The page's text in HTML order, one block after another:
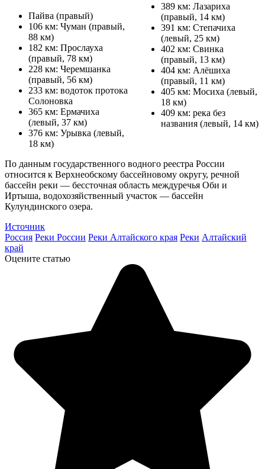
Пайва (правый)
106 км: Чуман (правый,
88 км)
182 км: Прослауха
(правый, 78 км)
228 км: Черемшанка
(правый, 56 км)
233 км: водоток протока
Солоновка
365 км: Ермачиха
(левый, 37 км)
376 км: Урывка (левый,
18 км)
389 км: Лазариха
(правый, 14 км)
391 км: Степачиха
(левый, 25 км)
402 км: Свинка
(правый, 13 км)
404 км: Алёшиха
(правый, 11 км)
405 км: Мосиха (левый,
18 км)
409 км: река без
названия (левый, 14 км)
По данным государственного водного реестра России
относится к Верхнеобскому бассейновому округу, речной
бассейн реки — бессточная область междуречья Оби и
Иртыша, водохозяйственный участок — бассейн
Кулундинского озера.
Источник
Россия Реки России Реки Алтайского края Реки Алтайский
край
Оцените статью